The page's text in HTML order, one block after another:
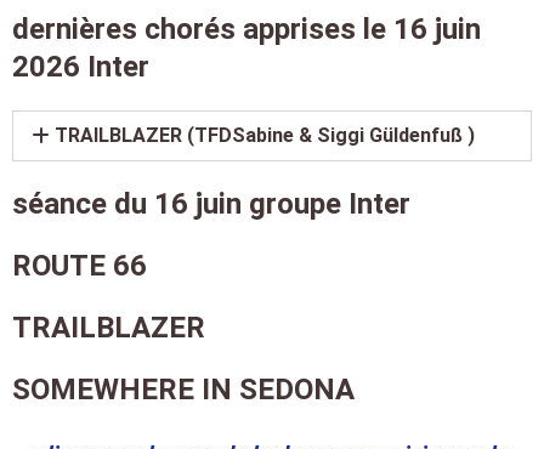
dernières chorés apprises le 16 juin
2026 Inter
TRAILBLAZER (TFDSabine & Siggi Güldenfuß )
séance du 16 juin groupe Inter
ROUTE 66
TRAILBLAZER
SOMEWHERE IN SEDONA